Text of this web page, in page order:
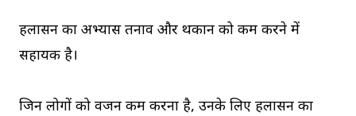
हलासन का अभ्यास तनाव और थकान को कम करने में
सहायक है।
जिन लोगों को वजन कम करना है, उनके लिए हलासन का